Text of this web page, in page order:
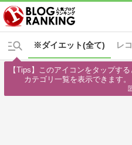
※ダイエット(全て) レ
【Tips】このアイコンをタップする
カテゴリ一覧を表示できます。